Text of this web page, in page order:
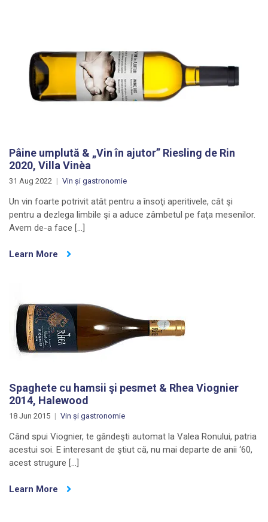
Pâine umplută & „Vin în ajutor” Riesling de Rin
2020, Villa Vinèa
31 Aug 2022 Vin și gastronomie
Un vin foarte potrivit atât pentru a însoţi aperitivele, cât şi
pentru a dezlega limbile şi a aduce zâmbetul pe faţa mesenilor.
Avem de-a face […]
Learn More
Spaghete cu hamsii şi pesmet & Rhea Viognier
2014, Halewood
18 Jun 2015 Vin și gastronomie
Când spui Viognier, te gândeşti automat la Valea Ronului, patria
acestui soi. E interesant de ştiut că, nu mai departe de anii ‘60,
acest strugure […]
Learn More